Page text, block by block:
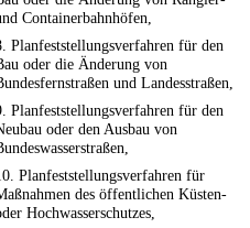
Containerbahnhöfen,
Planfeststellungsverfahren für den
oder die Änderung von
und Landesstraßen,
Planfeststellungsverfahren für den
oder den Ausbau von
Planfeststellungsverfahren für
des öffentlichen Küsten-
Hochwasserschutzes,